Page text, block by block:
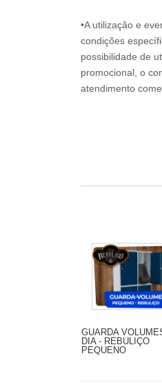
•A utilização e
condições
possibilidade de
promocional, o
GUARDA
DIA - REBULIÇO
PEQUENO